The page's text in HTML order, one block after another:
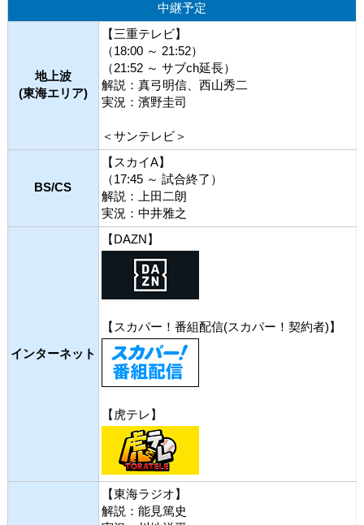
中継予定
地上波
(東海エリア)
【三重テレビ】
（18:00 ～ 21:52）
（21:52 ～ サブch延長）
解説：真弓明信、西山秀二
実況：濱野圭司
＜サンテレビ＞
BS/CS
【スカイA】
（17:45 ～ 試合終了）
解説：上田二朗
実況：中井雅之
インターネット
【DAZN】
【スカパー！番組配信(スカパー！契約者)】
【虎テレ】
【東海ラジオ】
解説：能見篤史